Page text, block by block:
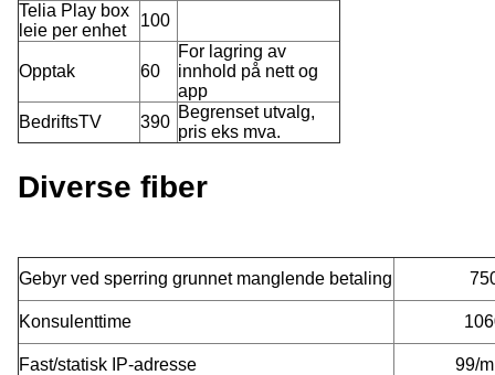
Telia Play box
leie per enhet
100
Opptak 60
For lagring av
innhold på nett og
app
BedriftsTV
390
Begrenset utvalg,
pris eks mva.
Diverse fiber
Gebyr ved sperring grunnet manglende betaling
Konsulenttime
Fast/statisk IP-adresse 99/